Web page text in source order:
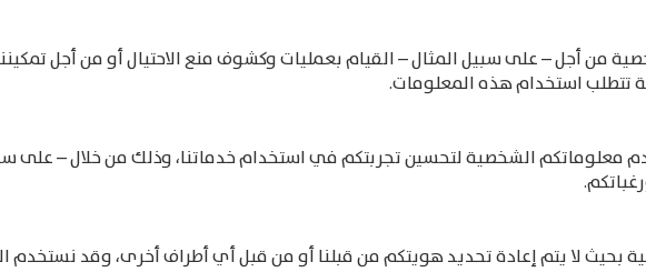
من أجل – على سبيل المثال – القيام بعمليات وكشوف منع الاحتيال أو من أجل
تتطلب استخدام هذه المعلومات.
معلوماتكم الشخصية لتحسين تجربتكم في استخدام خدماتنا، وذلك من خلال – على
بحيث لا يتم إعادة تحديد هويتكم من قبلنا أو من قبل أي أطراف أخرى، وقد نستخدم